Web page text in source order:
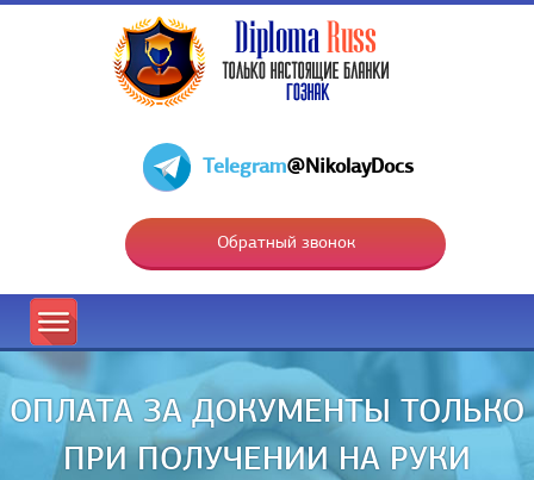
Telegram@NikolayDocs
Обратный звонок
ОПЛАТА ЗА ДОКУМЕНТЫ ТОЛЬКО
ПРИ ПОЛУЧЕНИИ НА РУКИ